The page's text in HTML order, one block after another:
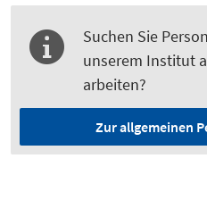
Suchen Sie
unserem Institut
arbeiten?
Zur allgemeinen